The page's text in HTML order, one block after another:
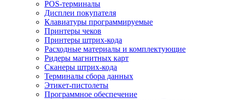
POS-терминалы
Дисплеи покупателя
Клавиатуры программируемые
Принтеры чеков
Принтеры штрих-кода
Расходные материалы и комплектующие
Ридеры магнитных карт
Сканеры штрих-кода
Терминалы сбора данных
Этикет-пистолеты
Программное обеспечение